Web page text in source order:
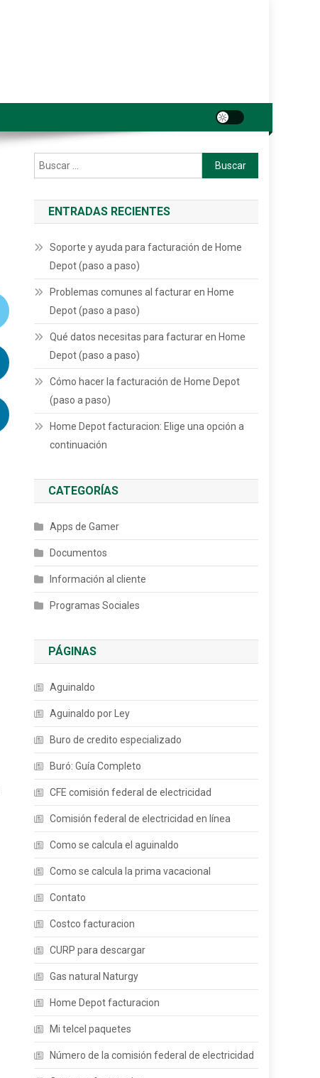
Buscar:
ENTRADAS RECIENTES
Soporte y ayuda para facturación de Home
Depot (paso a paso)
Problemas comunes al facturar en Home
Depot (paso a paso)
Qué datos necesitas para facturar en Home
Depot (paso a paso)
Cómo hacer la facturación de Home Depot
(paso a paso)
Home Depot facturacion: Elige una opción a
continuación
CATEGORÍAS
Apps de Gamer
Documentos
Información al cliente
Programas Sociales
PÁGINAS
Aguinaldo
Aguinaldo por Ley
Buro de credito especializado
Buró: Guía Completo
CFE comisión federal de electricidad
Comisión federal de electricidad en línea
Como se calcula el aguinaldo
Como se calcula la prima vacacional
Contato
Costco facturacion
CURP para descargar
Gas natural Naturgy
Home Depot facturacion
Mi telcel paquetes
Número de la comisión federal de electricidad